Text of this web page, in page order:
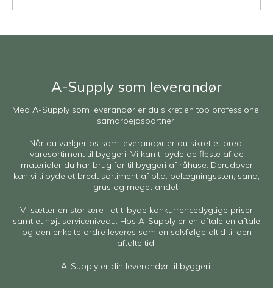
A-Supply som leverandør
Med A-Supply som leverandør er du sikret en top professionel
samarbejdspartner.
Når du vælger os som leverandør er du sikret et bredt
varesortiment til byggeri. Vi kan tilbyde de fleste af de
materialer du har brug for til byggeri af råhuse. Derudover
kan vi tilbyde et bredt sortiment af bl.a. belægningssten, sand,
grus og meget andet.
Vi sætter en stor ære i at tilbyde konkurrencedygtige priser
samt et højt serviceniveau. Hos A-Supply er en aftale en aftale
og den enkelte ordre leveres som en selvfølge altid til den
aftalte tid.
A-Supply er din leverandør til byggeri.